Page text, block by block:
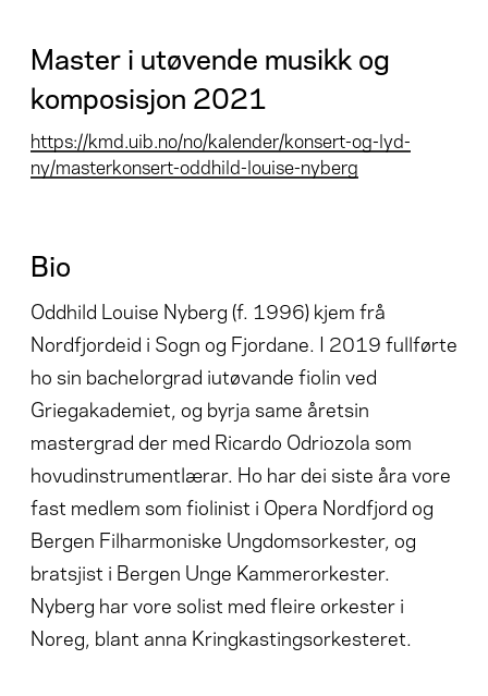
Master i utøvende musikk og
komposisjon 2021
https://kmd.uib.no/no/kalender/konsert-og-lyd-
ny/masterkonsert-oddhild-louise-nyberg
Bio
Oddhild Louise Nyberg (f. 1996) kjem frå
Nordfjordeid i Sogn og Fjordane. I 2019 fullførte
ho sin bachelorgrad iutøvande fiolin ved
Griegakademiet, og byrja same åretsin
mastergrad der med Ricardo Odriozola som
hovudinstrumentlærar. Ho har dei siste åra vore
fast medlem som fiolinist i Opera Nordfjord og
Bergen Filharmoniske Ungdomsorkester, og
bratsjist i Bergen Unge Kammerorkester.
Nyberg har vore solist med fleire orkester i
Noreg, blant anna Kringkastingsorkesteret.